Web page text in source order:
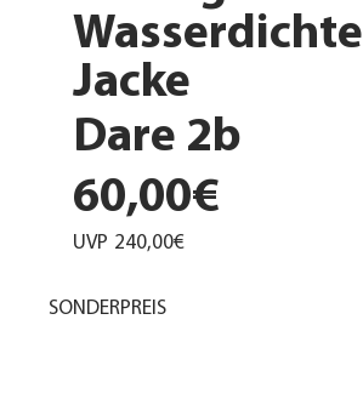
Wasserdichte
Jacke
Dare 2b
60,00€
UVP 240,00€
SONDERPREIS